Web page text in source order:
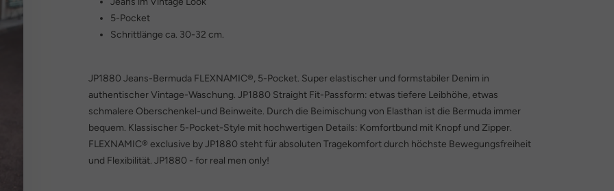
5-Pocket
Schrittlänge ca. 30-32 cm.
JP1880 Jeans-Bermuda FLEXNAMIC®, 5-Pocket. Super elastischer und formstabiler Denim in
authentischer Vintage-Waschung. JP1880 Straight Fit-Passform: etwas tiefere Leibhöhe, etwas
schmalere Oberschenkel-und Beinweite. Durch die Beimischung von Elasthan ist die Bermuda immer
bequem. Klassischer 5-Pocket-Style mit hochwertigen Details: Komfortbund mit Knopf und Zipper.
FLEXNAMIC® exclusive by JP1880 steht für absoluten Tragekomfort durch höchste Bewegungsfreiheit
und Flexibilität. JP1880 - for real men only!